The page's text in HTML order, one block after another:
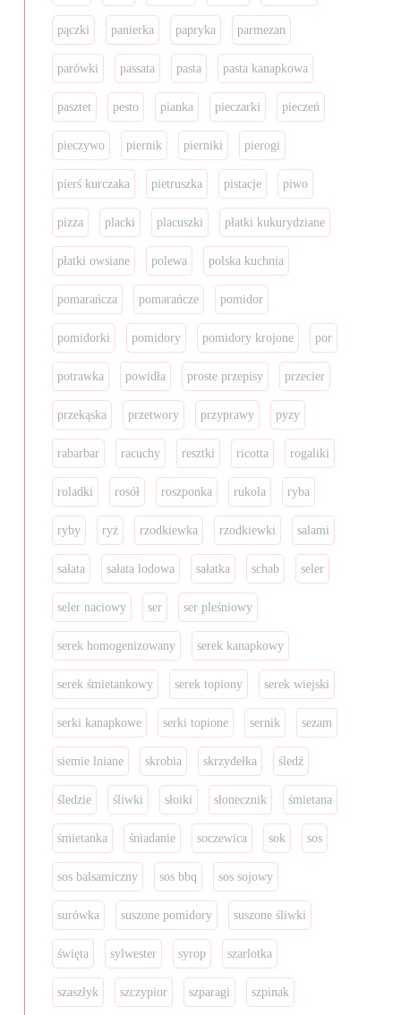
pączki panierka papryka parmezan
parówki passata pasta pasta kanapkowa
pasztet pesto pianka pieczarki pieczeń
pieczywo piernik pierniki pierogi
pierś kurczaka pietruszka pistacje piwo
pizza placki placuszki płatki kukurydziane
płatki owsiane polewa polska kuchnia
pomarańcza pomarańcze pomidor
pomidorki pomidory pomidory krojone por
potrawka powidła proste przepisy przecier
przekąska przetwory przyprawy pyzy
rabarbar racuchy resztki ricotta rogaliki
roladki rosół roszponka rukola ryba
ryby ryż rzodkiewka rzodkiewki salami
sałata sałata lodowa sałatka schab seler
seler naciowy ser ser pleśniowy
serek homogenizowany serek kanapkowy
serek śmietankowy serek topiony serek wiejski
serki kanapkowe serki topione sernik sezam
siemie lniane skrobia skrzydełka śledź
śledzie śliwki słoiki słonecznik śmietana
śmietanka śniadanie soczewica sok sos
sos balsamiczny sos bbq sos sojowy
surówka suszone pomidory suszone śliwki
święta sylwester syrop szarlotka
szaszłyk szczypior szparagi szpinak